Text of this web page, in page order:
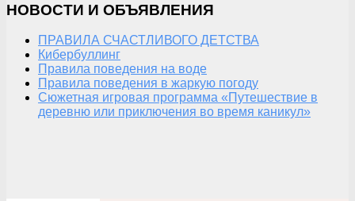
НОВОСТИ И ОБЪЯВЛЕНИЯ
ПРАВИЛА СЧАСТЛИВОГО ДЕТСТВА
Кибербуллинг
Правила поведения на воде
Правила поведения в жаркую погоду
Сюжетная игровая программа «Путешествие в
деревню или приключения во время каникул»